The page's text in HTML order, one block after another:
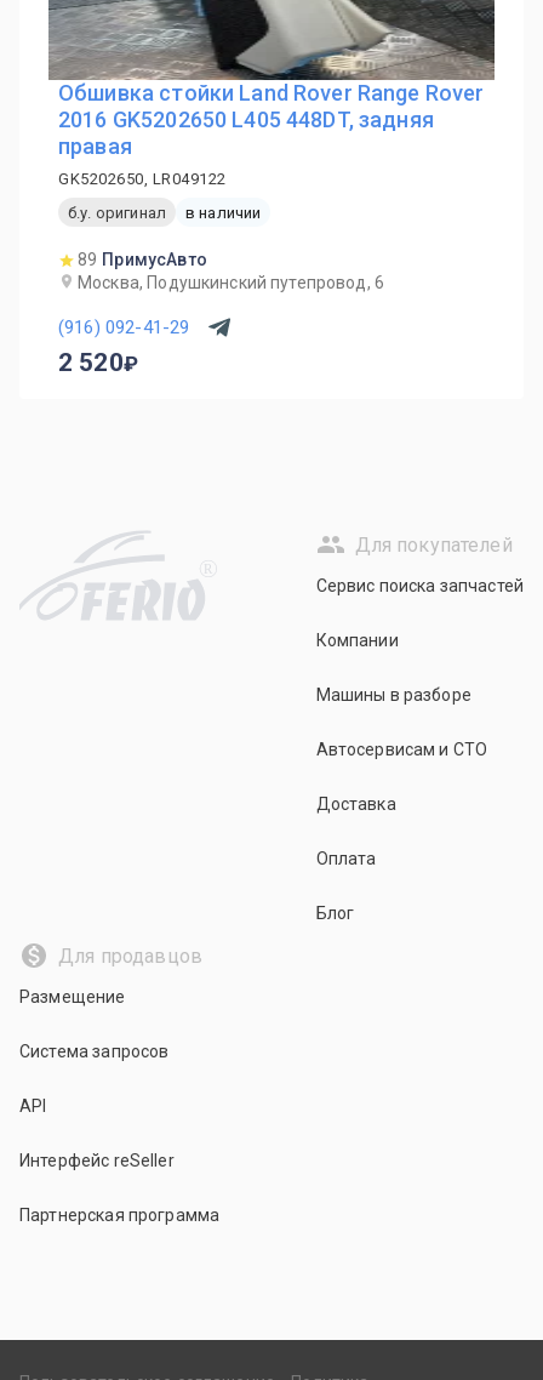
Обшивка стойки Land Rover Range Rover
2016 GK5202650 L405 448DT, задняя
правая
GK5202650, LR049122
б.у. оригинал
в наличии
89 ПримусАвто
Москва, Подушкинский путепровод, 6
(916) 092-41-29
2 520
R
Для покупателей
Сервис поиска запчастей
Компании
Машины в разборе
Автосервисам и СТО
Доставка
Оплата
Блог
Для продавцов
Размещение
Система запросов
API
Интерфейс reSeller
Партнерская программа